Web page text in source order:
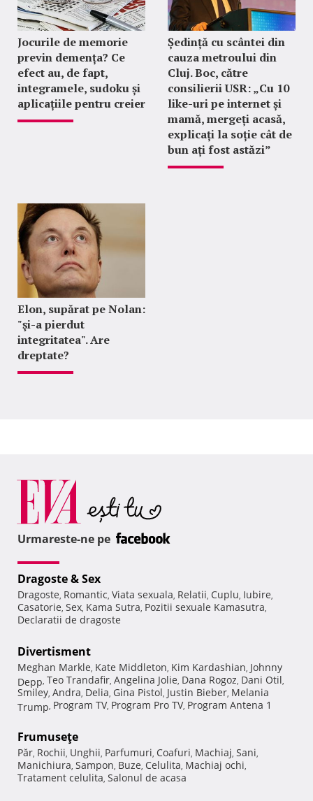
Jocurile de memorie
previn demența? Ce
efect au, de fapt,
integramele, sudoku și
aplicațiile pentru creier
Ședință cu scântei din
cauza metroului din
Cluj. Boc, către
consilierii USR: „Cu 10
like-uri pe internet și
mamă, mergeți acasă,
explicați la soție cât de
bun ați fost astăzi”
Elon, supărat pe Nolan:
"şi-a pierdut
integritatea". Are
dreptate?
Urmareste-ne pe
Dragoste & Sex
Dragoste, Romantic, Viata sexuala, Relatii, Cuplu, Iubire,
Casatorie, Sex, Kama Sutra, Pozitii sexuale Kamasutra,
Declaratii de dragoste
Divertisment
Meghan Markle, Kate Middleton, Kim Kardashian, Johnny
Depp, Teo Trandafir, Angelina Jolie, Dana Rogoz, Dani Otil,
Smiley, Andra, Delia, Gina Pistol, Justin Bieber, Melania
Trump, Program TV, Program Pro TV, Program Antena 1
Frumuseţe
Păr, Rochii, Unghii, Parfumuri, Coafuri, Machiaj, Sani,
Manichiura, Sampon, Buze, Celulita, Machiaj ochi,
Tratament celulita, Salonul de acasa